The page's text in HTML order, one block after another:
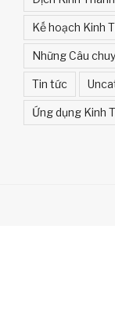
Kế hoạch Kinh
Những Câu
Tin tức
Ứng dụng Kinh